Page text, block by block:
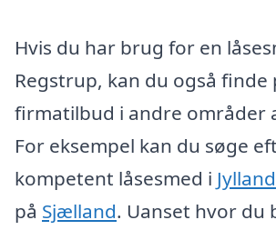
Hvis du har brug for en
Regstrup, kan du også finde
firmatilbud i andre områder
For eksempel kan du søge
kompetent låsesmed i Jylland
på Sjælland. Uanset hvor du